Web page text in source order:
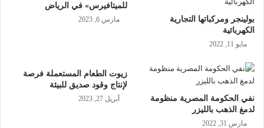
بولينجر ومركباتها التجارية
الكهربائية
مايو 11, 2022
للميتافيرس» في الرياض
مارس 6, 2023
نفي الحكومة المصرية منظومة
لدمغ الذهب بالليزر
مارس 31, 2022
زيوت الطعام المستعملة فرصة
لإنتاج وقود صديق للبيئة
أبريل 27, 2023